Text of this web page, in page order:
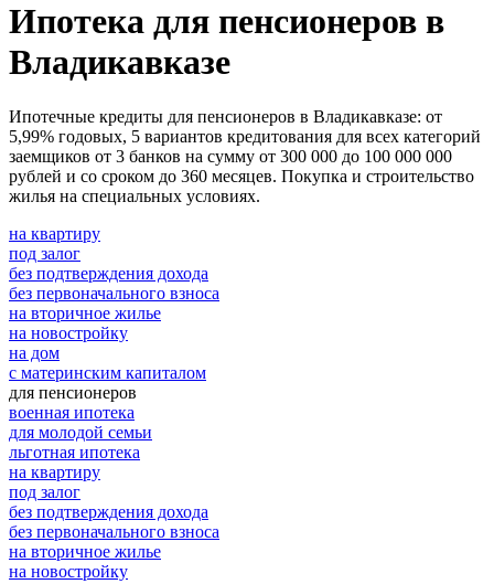
Ипотека для пенсионеров в
Владикавказе
Ипотечные кредиты для пенсионеров в Владикавказе: от
5,99% годовых, 5 вариантов кредитования для всех категорий
заемщиков от 3 банков на сумму от 300 000 до 100 000 000
рублей и со сроком до 360 месяцев. Покупка и строительство
жилья на специальных условиях.
на квартиру
под залог
без подтверждения дохода
без первоначального взноса
на вторичное жилье
на новостройку
на дом
с материнским капиталом
для пенсионеров
военная ипотека
для молодой семьи
льготная ипотека
на квартиру
под залог
без подтверждения дохода
без первоначального взноса
на вторичное жилье
на новостройку